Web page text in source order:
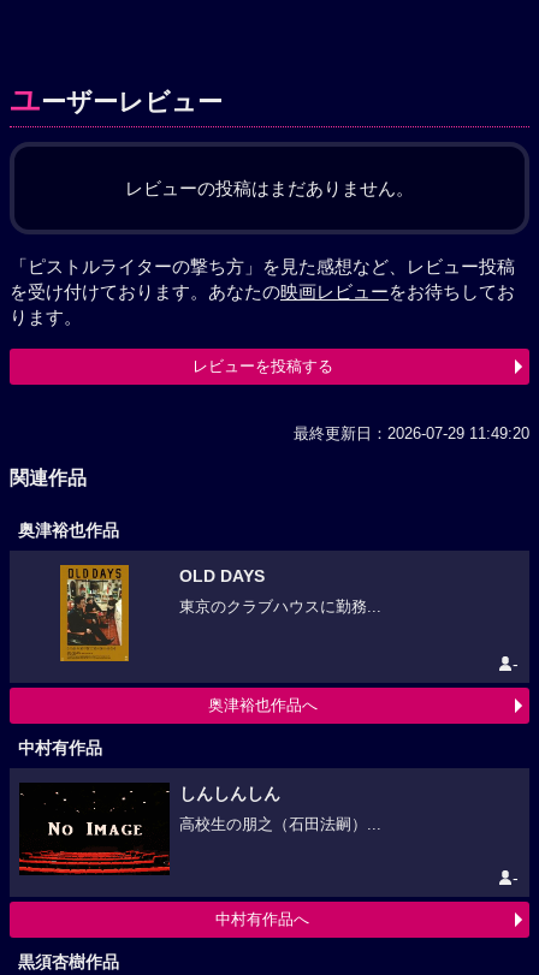
ユーザーレビュー
レビューの投稿はまだありません。
「ピストルライターの撃ち方」を見た感想など、レビュー投稿
を受け付けております。あなたの映画レビューをお待ちしてお
ります。
レビューを投稿する
最終更新日：2026-07-29 11:49:20
関連作品
奥津裕也作品
OLD DAYS
東京のクラブハウスに勤務...
-
奥津裕也作品へ
中村有作品
しんしんしん
高校生の朋之（石田法嗣）...
-
中村有作品へ
黒須杏樹作品